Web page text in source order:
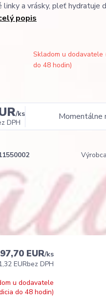
linky a vrásky, pleť hydratuje
popis
Skladom u dodavatele
do 48 hodin)
/ks
DPH
Momentálne
EUR/ks
EURbez DPH
u dodavatele
do 48 hodin)